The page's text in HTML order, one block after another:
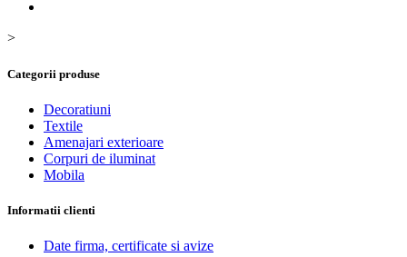
>
Categorii produse
Decoratiuni
Textile
Amenajari exterioare
Corpuri de iluminat
Mobila
Informatii clienti
Date firma, certificate si avize